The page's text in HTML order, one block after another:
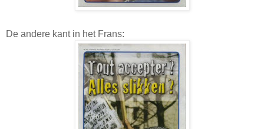
De andere kant in het Frans: